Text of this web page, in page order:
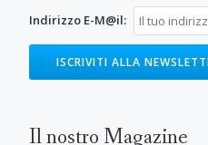
Indirizzo E-M@il:
Il nostro Magazine